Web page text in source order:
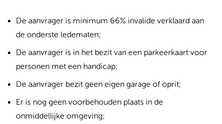
De aanvrager is minimum 66% invalide verklaard aan
de onderste ledematen;
De aanvrager is in het bezit van een parkeerkaart voor
personen met een handicap;
De aanvrager bezit geen eigen garage of oprit;
Er is nog geen voorbehouden plaats in de
onmiddellijke omgeving;